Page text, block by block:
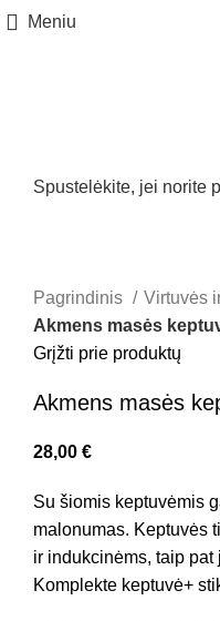
Meniu
Spustelėkite, jei norite
Pagrindinis
Virtuvės
Akmens masės
Grįžti prie produktų
Akmens masės
28,00 €
Su šiomis keptuvėmis
malonumas. Keptuvės
ir indukcinėms, taip
Komplekte keptuvė+